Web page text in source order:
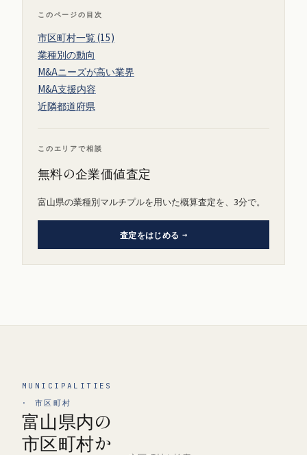
このページの目次
市区町村一覧 (15)
業種別の動向
M&Aニーズが高い業界
M&A支援内容
近隣都道府県
このエリアで相談
無料の企業価値査定
富山県の業種別マルチプルを用いた概算査定を、3分で。
査定をはじめる
MUNICIPALITIES
· 市区町村
富山県内の
市区町村か